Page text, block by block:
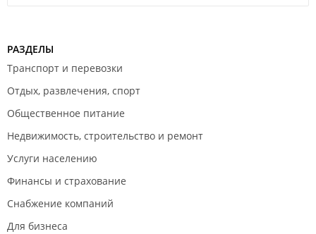
РАЗДЕЛЫ
Транспорт и перевозки
Отдых, развлечения, спорт
Общественное питание
Недвижимость, строительство и ремонт
Услуги населению
Финансы и страхование
Снабжение компаний
Для бизнеса